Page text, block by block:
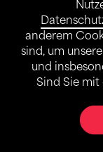
anderem
sind, um
und
Sind Sie